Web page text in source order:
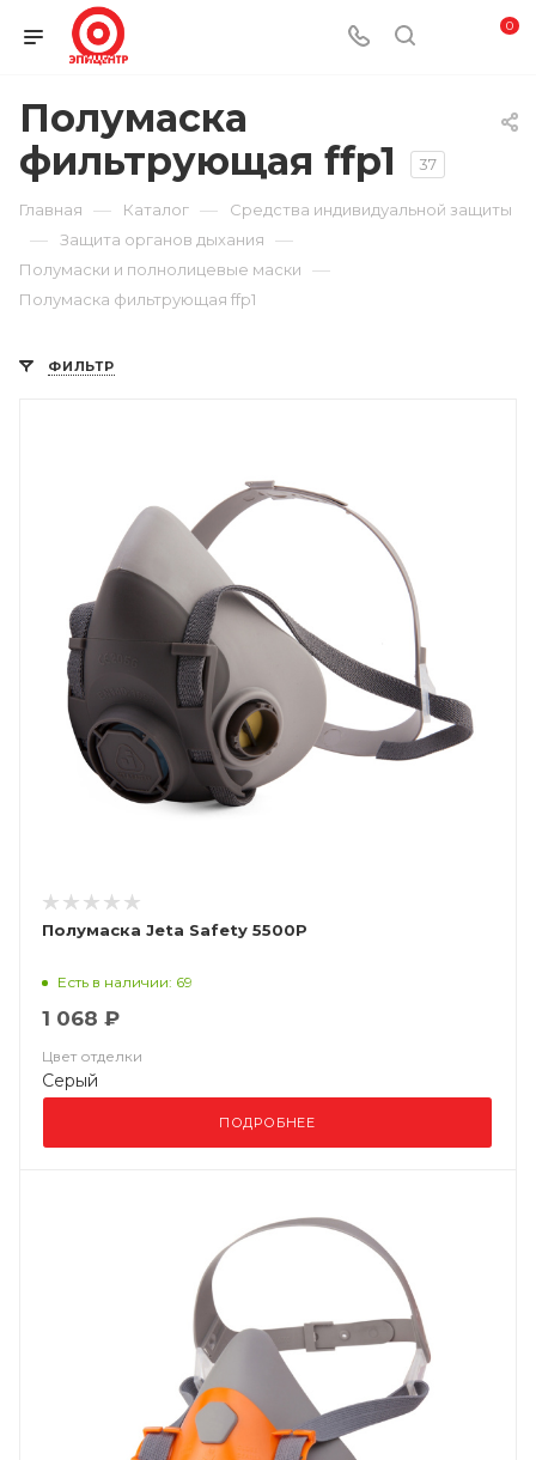
0
Полумаска
фильтрующая ffp1
37
Главная — Каталог — Средства индивидуальной защиты
— Защита органов дыхания —
Полумаски и полнолицевые маски —
Полумаска фильтрующая ffp1
ФИЛЬТР
Полумаска Jeta Safety 5500P
Есть в наличии: 69
1 068 ₽
Цвет отделки
Серый
ПОДРОБНЕЕ